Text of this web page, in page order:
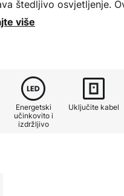
štedljivo osvjetljenje.
s estetskim
svjetlina svjetla
prava atmosfera za
do okrepljujuće
više
Energetski
učinkovito i
izdržljivo
Uključite kabel